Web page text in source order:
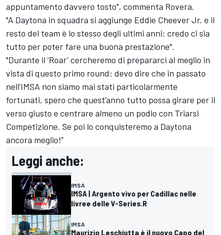
appuntamento davvero tosto", commenta Rovera.
"A Daytona in squadra si aggiunge Eddie Cheever Jr. e il
resto del team è lo stesso degli ultimi anni: credo ci sia
tutto per poter fare una buona prestazione".
"Durante il ‘Roar’ cercheremo di prepararci al meglio in
vista di questo primo round: devo dire che in passato
nell’IMSA non siamo mai stati particolarmente
fortunati, spero che quest’anno tutto possa girare per il
verso giusto e centrare almeno un podio con Triarsi
Competizione. Se poi lo conquisteremo a Daytona
ancora meglio!”
Leggi anche:
IMSA
IMSA | Argento vivo per Cadillac nelle
livree delle V-Series.R
IMSA
Maurizio Leschiutta è il nuovo Capo del